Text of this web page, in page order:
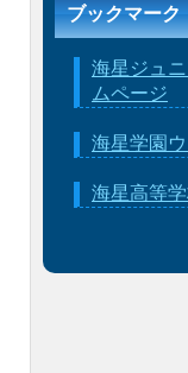
ブックマーク
海星ジュ
ムページ
海星学園
海星高等